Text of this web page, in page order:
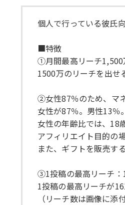
個人で行っている彼氏
■特徴
①月間最高リーチ1,500
1500万のリーチを出せ
②女性87％のため、マ
女性が87％。男性13％。
女性の年齢比では、18
アフィリエイト目的の
また、ギフトを販売す
③1投稿の最高リーチ：
1投稿の最高リーチが
（リーチ数は画像に添